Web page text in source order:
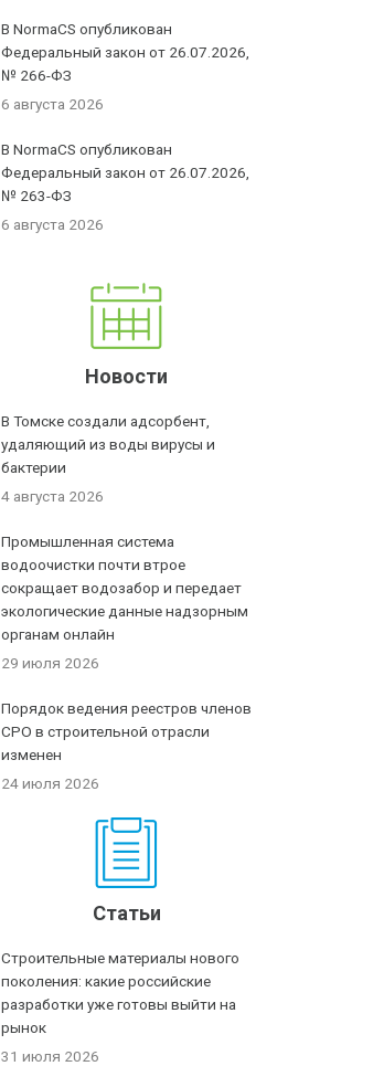
В NormaCS опубликован
Федеральный закон от 26.07.2026,
№ 266-ФЗ
6 августа 2026
В NormaCS опубликован
Федеральный закон от 26.07.2026,
№ 263-ФЗ
6 августа 2026
Новости
В Томске создали адсорбент,
удаляющий из воды вирусы и
бактерии
4 августа 2026
Промышленная система
водоочистки почти втрое
сокращает водозабор и передает
экологические данные надзорным
органам онлайн
29 июля 2026
Порядок ведения реестров членов
СРО в строительной отрасли
изменен
24 июля 2026
Статьи
Строительные материалы нового
поколения: какие российские
разработки уже готовы выйти на
рынок
31 июля 2026